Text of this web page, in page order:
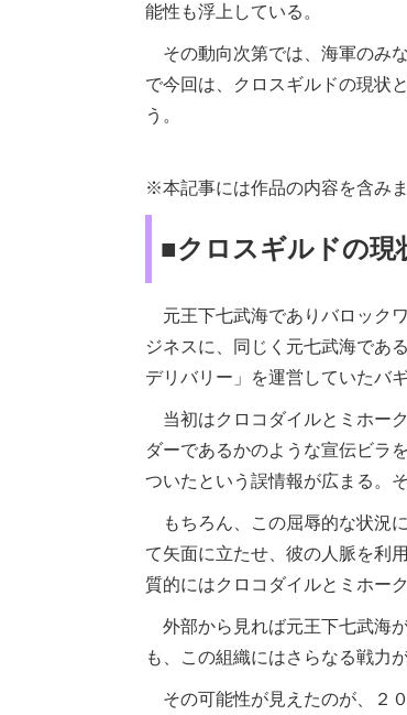
能性も浮上している。
その動向次第では、海軍のみ
で今回は、クロスギルドの現状
う。
※本記事には作品の内容を含みま
■クロスギルドの現
元王下七武海でありバロック
ジネスに、同じく元七武海であ
デリバリー」を運営していたバ
当初はクロコダイルとミホー
ダーであるかのような宣伝ビラ
ついたという誤情報が広まる。
もちろん、この屈辱的な状況
て矢面に立たせ、彼の人脈を利
質的にはクロコダイルとミホー
外部から見れば元王下七武海
も、この組織にはさらなる戦力
その可能性が見えたのが、２